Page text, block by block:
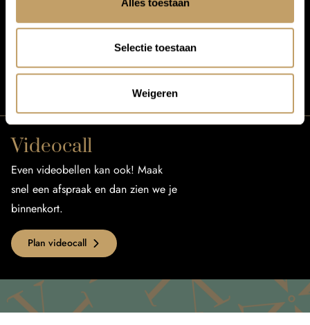
Selectie toestaan
Weigeren
Wij streven ernaar om binnen één
werkdag je mail te beantwoorden.
Mail reisvraag
Videocall
Even videobellen kan ook! Maak
snel een afspraak en dan zien we je
binnenkort.
Plan videocall